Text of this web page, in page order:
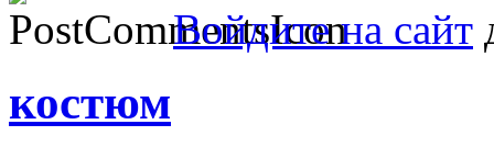
Войдите на сайт
костюм